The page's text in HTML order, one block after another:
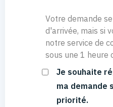
Votre demande
d'arrivée, mais si
notre service de
sous une 1 heure
Je souhaite
ma demande
priorité.